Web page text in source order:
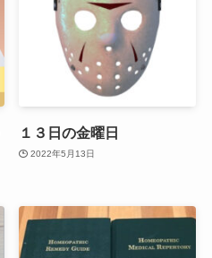
１３日の金曜日
2022年5月13日